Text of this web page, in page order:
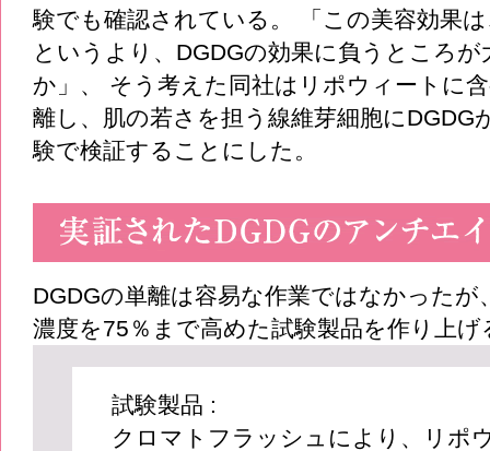
験でも確認されている。 「この美容効果
というより、DGDGの効果に負うところ
か」、 そう考えた同社はリポウィートに
離し、肌の若さを担う線維芽細胞にDGDG
験で検証することにした。
DGDGの単離は容易な作業ではなかったが
濃度を75％まで高めた試験製品を作り上
試験製品 :
クロマトフラッシュにより、リポ